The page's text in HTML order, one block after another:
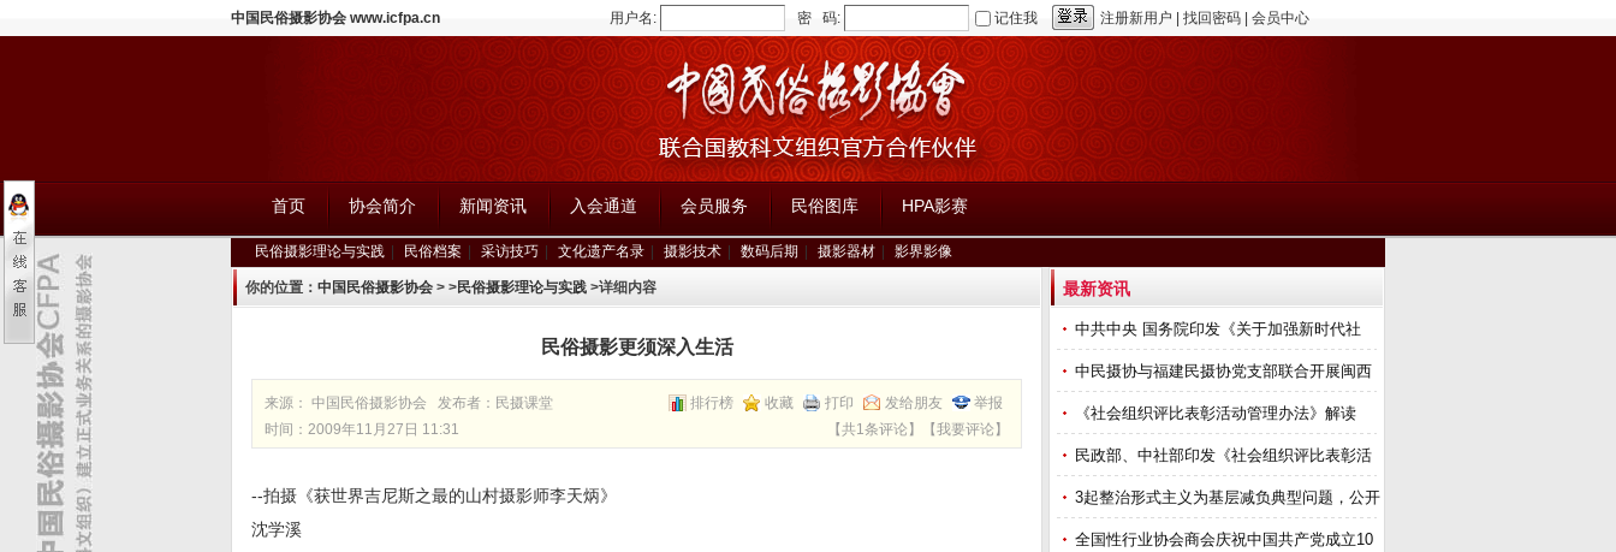
中国民俗摄影协会 www.icfpa.cn 用户名: 密 码: 记住我 注册新用户 找回密码 会员中心
首页 协会简介 新闻资讯 入会通道 会员服务 民俗图库 HPA影赛
民俗摄影理论与实践 民俗档案 采访技巧 文化遗产名录 摄影技术 数码后期 摄影器材 影界影像
你的位置： 中国民俗摄影协会 > >民俗摄影理论与实践 >详细内容
民俗摄影更须深入生活
排行榜 收藏 打印 发给朋友 举报
来源： 中国民俗摄影协会 发布者： 民摄课堂
【共1条评论 】【我要评论 】
时间：2009年11月27日 11:31
--拍摄《获世界吉尼斯之最的山村摄影师李天炳》
沈学溪
最新资讯
中共中央 国务院印发《关于加强新时代社
中民摄协与福建民摄协党支部联合开展闽西
《社会组织评比表彰活动管理办法》解读
民政部、中社部印发《社会组织评比表彰活
3起整治形式主义为基层减负典型问题，公开
全国性行业协会商会庆祝中国共产党成立10